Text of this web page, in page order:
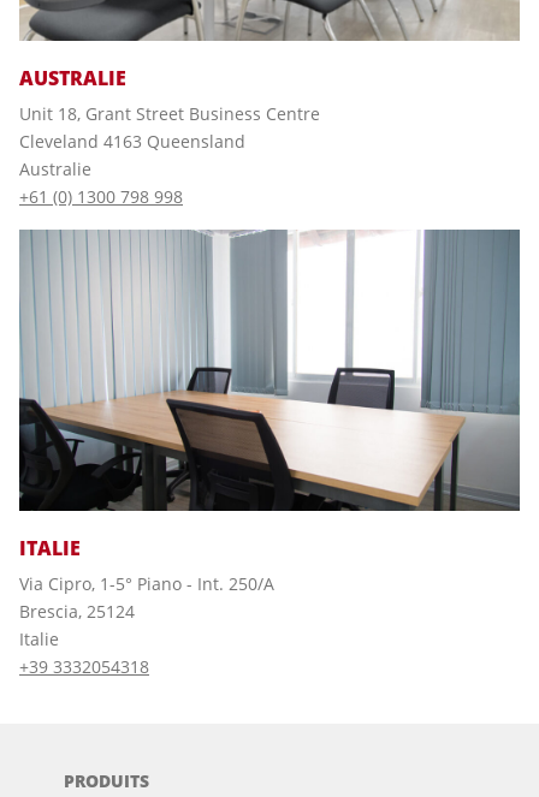
AUSTRALIE
Unit 18, Grant Street Business Centre
Cleveland 4163 Queensland
Australie
+61 (0) 1300 798 998
ITALIE
Via Cipro, 1-5° Piano - Int. 250/A
Brescia, 25124
Italie
+39 3332054318
PRODUITS